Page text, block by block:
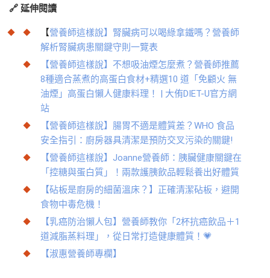
🔗 延伸閱讀
【營養師這樣說】腎臟病可以喝綠拿鐵嗎？營養師
解析腎臟病患關鍵守則一覽表
【營養師這樣說】不想吸油煙怎麼煮？營養師推薦
8種適合蒸煮的高蛋白食材+精選10 道「免顧火 無
油煙」高蛋白懶人健康料理！ | 大侑DIET-U官方網
站
【營養師這樣說】腸胃不適是體質差？WHO 食品
安全指引：廚房器具清潔是預防交叉污染的關鍵!
【營養師這樣說】Joanne營養師：胰臟健康關鍵在
「控糖與蛋白質」！兩款護胰飲品輕鬆養出好體質
【砧板是廚房的細菌溫床？】正確清潔砧板，避開
食物中毒危機！
【乳癌防治懶人包】營養師教你「2杯抗癌飲品＋1
道減脂蒸料理」，從日常打造健康體質！💗
【淑惠營養師專欄】